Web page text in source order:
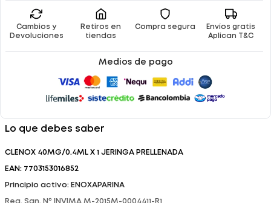
Cambios y
Devoluciones
Retiros en
tiendas
Compra segura
Envíos gratis
Aplican T&C
Medios de pago
Lo que debes saber
CLENOX 40MG/0.4ML X 1 JERINGA PRELLENADA
EAN: 7703153016852
Principio activo: ENOXAPARINA
Reg. San. Nº INVIMA M-2015M-0004411-R1